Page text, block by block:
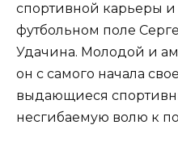
спортивной карьеры
футбольном поле
Удачина. Молодой и
он с самого начала
выдающиеся
несгибаемую волю к